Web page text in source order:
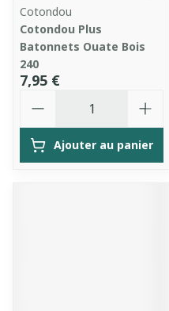
Cotondou
Cotondou Plus
Batonnets Ouate Bois
240
7,95 €
Ajouter au panier